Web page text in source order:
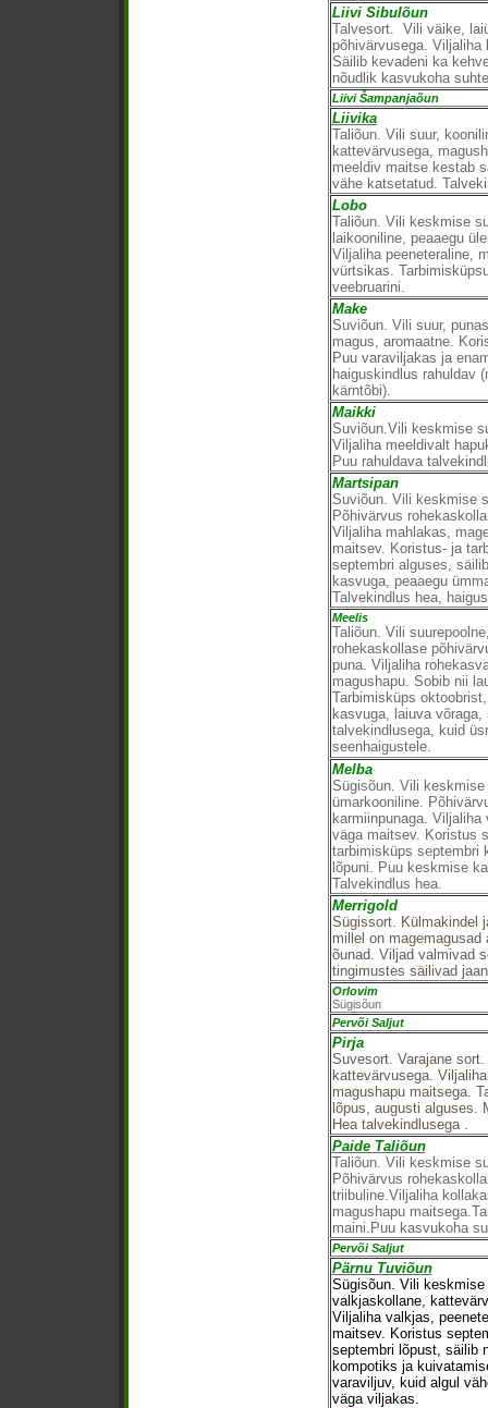
Liivi Sibulõun
Talvesort. Vili väike,
põhivärvusega.
Säilib kevadeni ka
nõudlik kasvukoha
Liivi Šampanjaõun
Liivika
Taliõun. Vili suur,
kattevärvusega,
meeldiv maitse kestab
vähe katsetatud.
Lobo
Taliõun. Vili keskmise
laikooniline, peaaegu
Viljaliha peeneteraline,
vürtsikas.
veebruarini.
Make
Suviõun. Vili suur,
magus, aromaatne.
Puu varaviljakas ja
haiguskindlus rahuldav
kärntõbi).
Maikki
Suviõun.Vili keskmise
Viljaliha meeldivalt
Puu rahuldava
Martsipan
Suviõun. Vili keskmise
Põhivärvus
Viljaliha mahlakas,
maitsev. Koristus- ja
septembri alguses,
kasvuga, peaaegu
Talvekindlus hea,
Meelis
Taliõun. Vili
rohekaskollase
puna. Viljaliha
magushapu. Sobib nii
Tarbimisküps
kasvuga, laiuva
talvekindlusega, kuid
seenhaigustele.
Melba
Sügisõun. Vili
ümarkooniline.
karmiinpunaga.
väga maitsev. Koristus
tarbimisküps septembri
lõpuni. Puu keskmise
Talvekindlus hea.
Merrigold
Sügissort. Külmakindel
millel on magemagusad
õunad. Viljad valmivad
tingimustes säilivad
Orlovim
Sügisõun
Pervõi Saljut
Pirja
Suvesort. Varajane
kattevärvusega.
magushapu maitsega.
lõpus, augusti alguses.
Hea talvekindlusega .
Paide Taliõun
Taliõun. Vili keskmise
Põhivärvus
triibuline.Viljaliha
magushapu
maini.Puu kasvukoha
Pervõi Saljut
Pärnu Tuviõun
Sügisõun. Vili
valkjaskollane,
Viljaliha valkjas,
maitsev. Koristus
septembri lõpust, säilib
kompotiks ja
varaviljuv, kuid algul
väga viljakas.